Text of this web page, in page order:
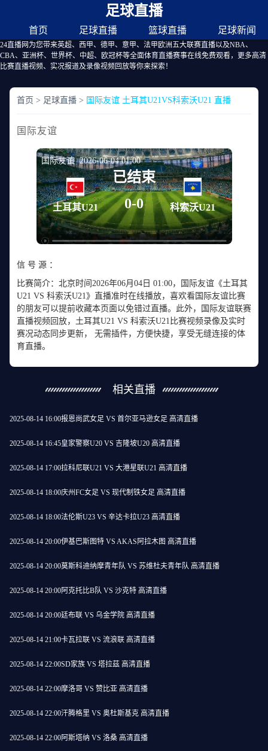
足球直播
首页 足球直播 篮球直播 足球新闻
24直播网为您带来英超、西甲、德甲、意甲、法甲欧洲五大联赛直播以及NBA、
CBA、亚洲杯、世界杯、中超、欧冠杯等全面体育直播赛事在线免费观看，更多高清
比赛直播视频、实况报道及录像视频回放等你来探索！
首页 > 足球直播 > 国际友谊 土耳其U21VS科索沃U21 直播
国际友谊
国际友谊 2026-06-04 01:00
土耳其U21
已结束
0-0
科索沃U21
信 号 源 ：
比赛简介：北京时间2026年06月04日 01:00，国际友谊《土耳其
U21 VS 科索沃U21》直播准时在线播放，喜欢看国际友谊比赛
的朋友可以提前收藏本页面以免错过直播。此外，国际友谊联赛
直播视频回放，土耳其U21 VS 科索沃U21比赛视频录像及实时
赛况动态同步更新， 无需插件，方便快捷，享受无缝连接的体
育直播。
相关直播
2025-08-14 16:00报恩尚武女足 VS 首尔亚马逊女足 高清直播
2025-08-14 16:45皇家警察U20 VS 吉隆坡U20 高清直播
2025-08-14 17:00拉科尼联U21 VS 大港星联U21 高清直播
2025-08-14 18:00庆州FC女足 VS 现代制铁女足 高清直播
2025-08-14 18:00法伦斯U23 VS 辛达卡拉U23 高清直播
2025-08-14 20:00伊基巴斯图特 VS AKAS阿拉木图 高清直播
2025-08-14 20:00莫斯科迪纳摩青年队 VS 苏维杜夫青年队 高清直播
2025-08-14 20:00阿克托比B队 VS 沙克特 高清直播
2025-08-14 20:00廷布联 VS 乌金学院 高清直播
2025-08-14 21:00卡瓦拉联 VS 流浪联 高清直播
2025-08-14 22:00SD家族 VS 塔拉茲 高清直播
2025-08-14 22:00摩洛哥 VS 赞比亚 高清直播
2025-08-14 22:00汗腾格里 VS 奥杜斯基克 高清直播
2025-08-14 22:00阿斯塔纳 VS 洛桑 高清直播